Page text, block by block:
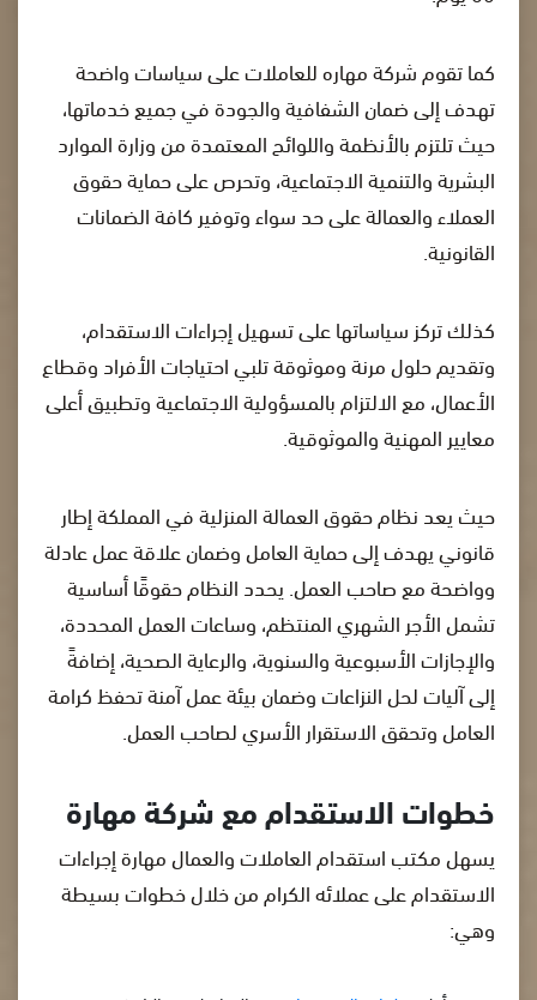
كما تقوم شركة مهاره للعاملات على سياسات واضحة
تهدف إلى ضمان الشفافية والجودة في جميع خدماتها،
حيث تلتزم بالأنظمة واللوائح المعتمدة من وزارة الموارد
البشرية والتنمية الاجتماعية، وتحرص على حماية حقوق
العملاء والعمالة على حد سواء وتوفير كافة الضمانات
القانونية.
كذلك تركز سياساتها على تسهيل إجراءات الاستقدام،
وتقديم حلول مرنة وموثوقة تلبي احتياجات الأفراد وقطاع
الأعمال، مع الالتزام بالمسؤولية الاجتماعية وتطبيق أعلى
معايير المهنية والموثوقية.
حيث يعد نظام حقوق العمالة المنزلية في المملكة إطار
قانوني يهدف إلى حماية العامل وضمان علاقة عمل عادلة
وواضحة مع صاحب العمل. يحدد النظام حقوقًا أساسية
تشمل الأجر الشهري المنتظم، وساعات العمل المحددة،
والإجازات الأسبوعية والسنوية، والرعاية الصحية، إضافةً
إلى آليات لحل النزاعات وضمان بيئة عمل آمنة تحفظ كرامة
العامل وتحقق الاستقرار الأسري لصاحب العمل.
خطوات الاستقدام مع شركة مهارة
يسهل مكتب استقدام العاملات والعمال مهارة إجراءات
الاستقدام على عملائه الكرام من خلال خطوات بسيطة
وهي: